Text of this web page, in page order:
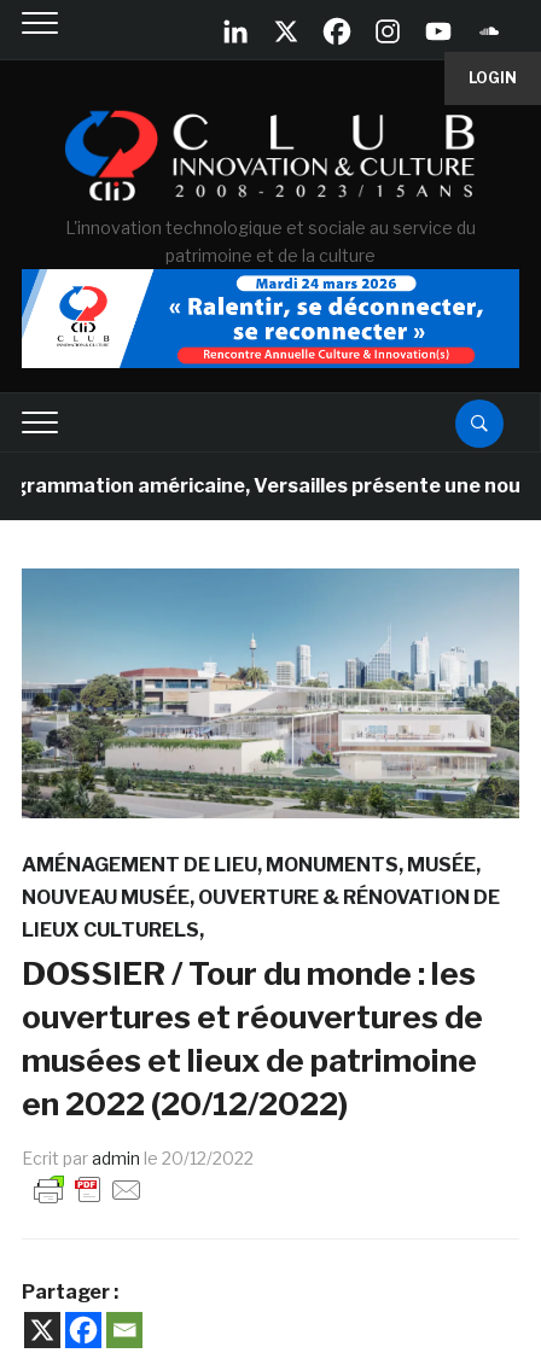
LOGIN
L'innovation technologique et sociale au service du
patrimoine et de la culture
américaine, Versailles présente une nouvelle
AMÉNAGEMENT DE LIEU MONUMENTS MUSÉE
NOUVEAU MUSÉE OUVERTURE & RÉNOVATION DE
LIEUX CULTURELS
DOSSIER / Tour du monde : les
ouvertures et réouvertures de
musées et lieux de patrimoine
en 2022 (20/12/2022)
Ecrit paradmin le 20/12/2022
Partager :